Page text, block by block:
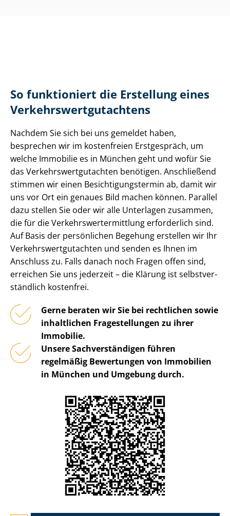
So funktioniert die Erstellung eines
Ver­kehrs­wert­gut­ach­tens
Nachdem Sie sich bei uns gemeldet haben,
besprechen wir im kostenfreien Erstgespräch, um
welche Immobilie es in München geht und wofür Sie
das Ver­kehrs­wert­gut­ach­ten benötigen. Anschließend
stimmen wir einen Be­sich­ti­gungs­ter­min ab, damit wir
uns vor Ort ein genaues Bild machen können. Parallel
dazu stellen Sie oder wir alle Unterlagen zusammen,
die für die Ver­kehrs­wert­ermitt­lung erforderlich sind.
Auf Basis der persönlichen Begehung erstellen wir Ihr
Ver­kehrs­wert­gut­ach­ten und senden es Ihnen im
Anschluss zu. Falls danach noch Fragen offen sind,
erreichen Sie uns jederzeit – die Klärung ist selbst­ver­
ständ­lich kostenfrei.
Gerne beraten wir Sie bei rechtlichen sowie
inhaltlichen Fragestellungen zu ihrer
Immobilie.
Unsere Sach­ver­stän­di­gen führen
regelmäßig Bewertungen von Immobilien
in München und Umgebung durch.